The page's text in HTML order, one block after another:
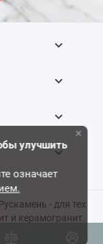
- для тех
и керамогранит.
улучшить
означает
×